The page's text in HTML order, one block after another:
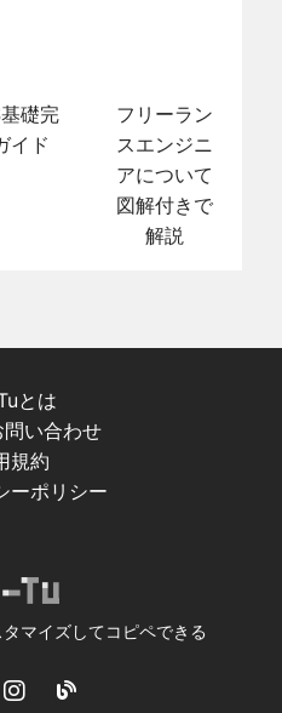
礎完
イド
フリーラン
スエンジニ
アについて
図解付きで
解説
とは
い合わせ
規約
ーポリシー
マイズしてコピペできる